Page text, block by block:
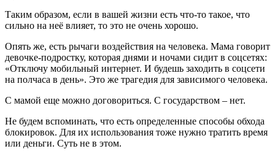
Таким образом, если в вашей жизни есть что-то такое, что
сильно на неё влияет, то это не очень хорошо.
Опять же, есть рычаги воздействия на человека. Мама говорит
девочке-подростку, которая днями и ночами сидит в соцсетях:
«Отключу мобильный интернет. И будешь заходить в соцсети
на полчаса в день». Это же трагедия для зависимого человека.
С мамой еще можно договориться. С государством – нет.
Не будем вспоминать, что есть определенные способы обхода
блокировок. Для их использования тоже нужно тратить время
или деньги. Суть не в этом.